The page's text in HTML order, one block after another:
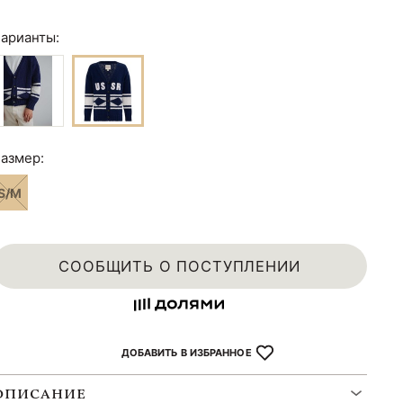
M
СООБЩИТЬ О ПОСТУПЛЕНИИ
ДОБАВИТЬ В ИЗБРАННОЕ